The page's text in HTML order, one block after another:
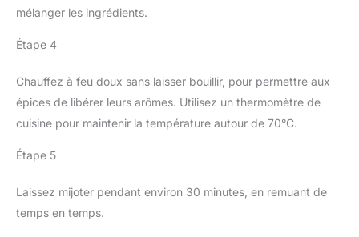
mélanger les ingrédients.
Étape 4
Chauffez à feu doux sans laisser bouillir, pour permettre aux
épices de libérer leurs arômes. Utilisez un thermomètre de
cuisine pour maintenir la température autour de 70°C.
Étape 5
Laissez mijoter pendant environ 30 minutes, en remuant de
temps en temps.